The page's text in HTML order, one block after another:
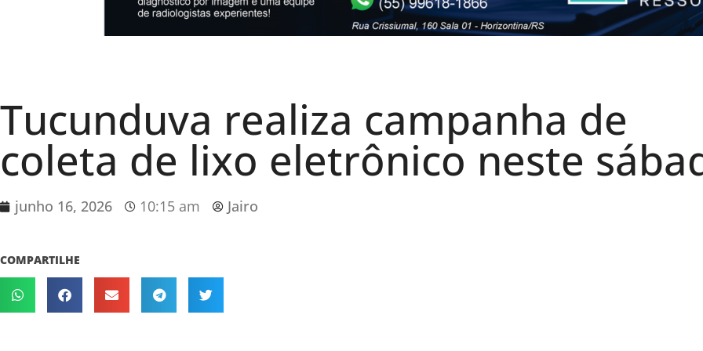
Tucunduva realiza campanha de
coleta de lixo eletrônico neste
junho 16, 2026 10:15 am Jairo
COMPARTILHE